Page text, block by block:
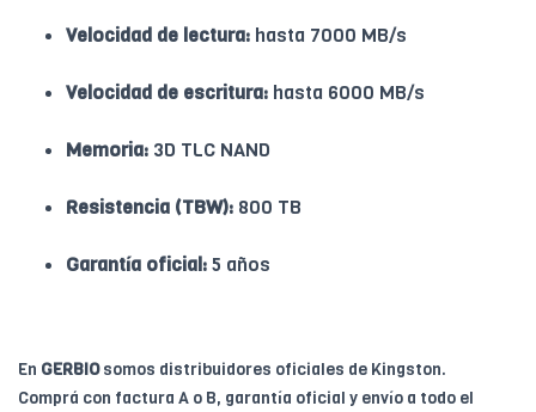
Velocidad de lectura: hasta 7000 MB/s
Velocidad de escritura: hasta 6000 MB/s
Memoria: 3D TLC NAND
Resistencia (TBW): 800 TB
Garantía oficial:5 años
En GERBIOsomos distribuidores oficiales de Kingston.
Comprá con factura A o B, garantía oficial y envío a todo el